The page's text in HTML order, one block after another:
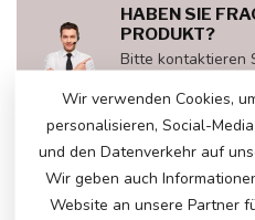
HABEN SIE
PRODUKT?
Bitte kontaktieren
helfen Ihnen
ZULETZT
Wir verwenden Cookies,
personalisieren, Social-
und den Datenverkehr auf
Wir geben auch
Website an unsere Partner